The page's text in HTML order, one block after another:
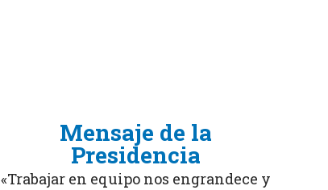
Mensaje de la
Presidencia
«Trabajar en equipo nos engrandece y